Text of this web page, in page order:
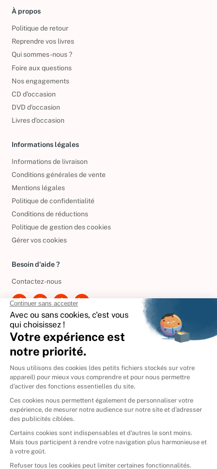
À propos
Politique de retour
Reprendre vos livres
Qui sommes-nous ?
Foire aux questions
Nos engagements
CD d'occasion
DVD d'occasion
Livres d’occasion
Informations légales
Informations de livraison
Conditions générales de vente
Mentions légales
Politique de confidentialité
Conditions de réductions
Politique de gestion des cookies
Gérer vos cookies
Besoin d'aide ?
Contactez-nous
International
🇪🇸 Espagne
🇩🇪Allemagne
🇮🇹 Italie